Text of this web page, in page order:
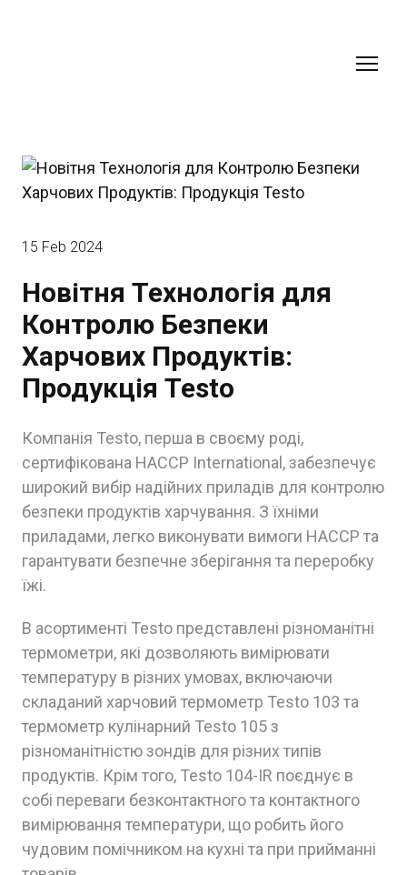
15 Feb 2024
Новітня Технологія для
Контролю Безпеки
Харчових Продуктів:
Продукція Testo
Компанія Testo, перша в своєму роді,
сертифікована НАССР International, забезпечує
широкий вибір надійних приладів для контролю
безпеки продуктів харчування. З їхніми
приладами, легко виконувати вимоги НАССР та
гарантувати безпечне зберігання та переробку
їжі.
В асортименті Testo представлені різноманітні
термометри, які дозволяють вимірювати
температуру в різних умовах, включаючи
складаний харчовий термометр Testo 103 та
термометр кулінарний Testo 105 з
різноманітністю зондів для різних типів
продуктів. Крім того, Testo 104-IR поєднує в
собі переваги безконтактного та контактного
вимірювання температури, що робить його
чудовим помічником на кухні та при прийманні